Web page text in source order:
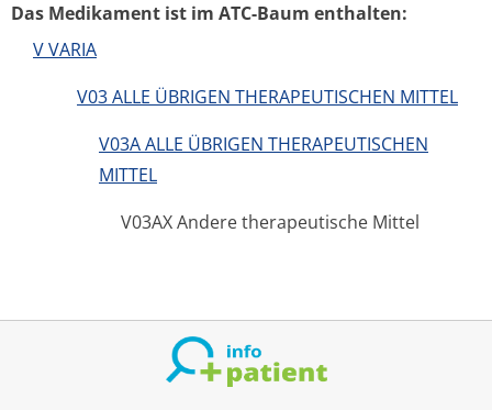
Das Medikament ist im ATC-Baum enthalten:
V VARIA
V03 ALLE ÜBRIGEN THERAPEUTISCHEN MITTEL
V03A ALLE ÜBRIGEN THERAPEUTISCHEN
MITTEL
V03AX Andere therapeutische Mittel